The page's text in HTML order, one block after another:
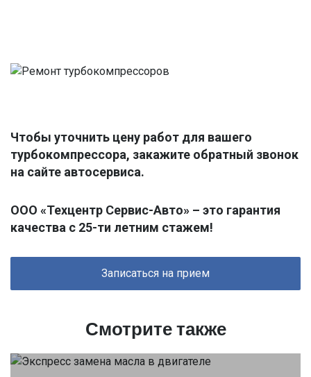
Чтобы уточнить цену работ для вашего
турбокомпрессора, закажите обратный звонок
на сайте автосервиса.
ООО «Техцентр Сервис-Авто» – это гарантия
качества с 25-ти летним стажем!
Записаться на прием
Смотрите также